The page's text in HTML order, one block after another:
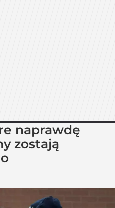
naprawdę
zostają